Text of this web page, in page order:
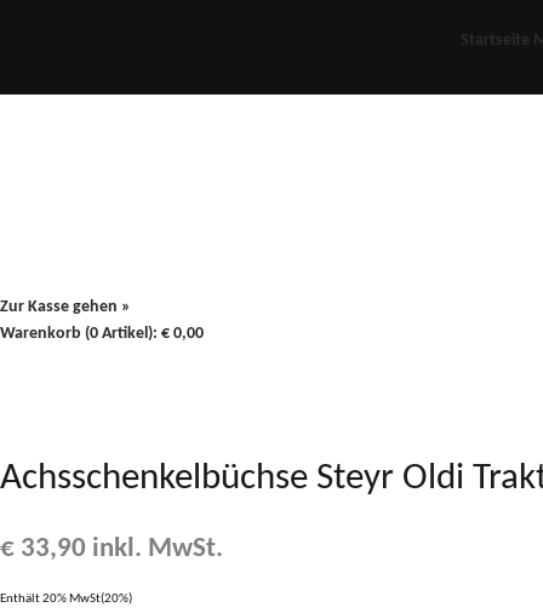
Startseite
Zur Kasse gehen »
Warenkorb (0 Artikel): € 0,00
Achsschenkelbüchse Steyr Oldi
€ 33,90 inkl. MwSt.
Enthält 20% MwSt(20%)